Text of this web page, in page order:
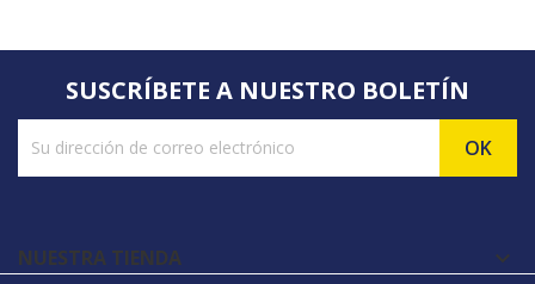
SUSCRÍBETE A NUESTRO BOLETÍN
NUESTRA TIENDA 